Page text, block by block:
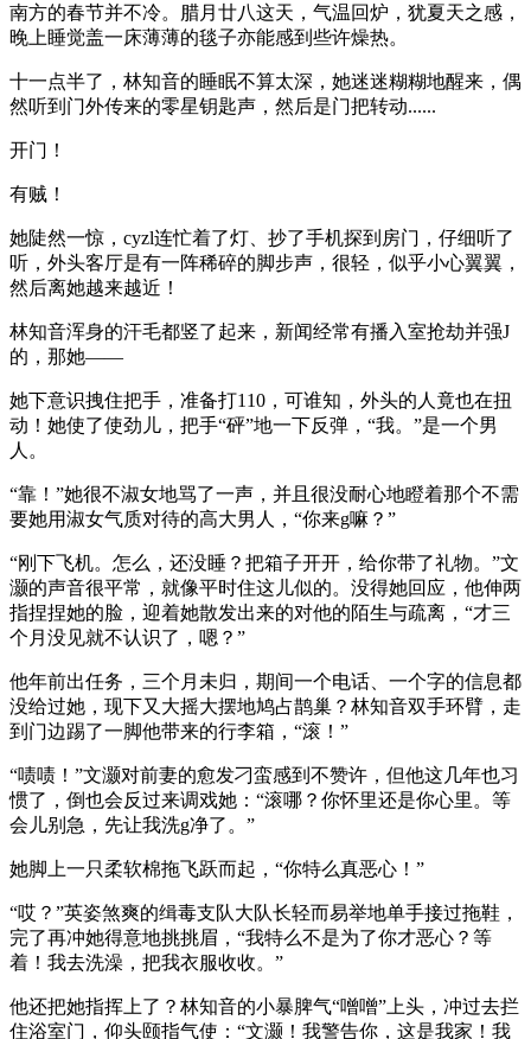
南方的春节并不冷。腊月廿八这天，气温回炉，犹夏天之感，
晚上睡觉盖一床薄薄的毯子亦能感到些许燥热。
十一点半了，林知音的睡眠不算太深，她迷迷糊糊地醒来，偶
然听到门外传来的零星钥匙声，然后是门把转动......
开门！
有贼！
她陡然一惊，cyzl连忙着了灯、抄了手机探到房门，仔细听了
听，外头客厅是有一阵稀碎的脚步声，很轻，似乎小心翼翼，
然后离她越来越近！
林知音浑身的汗毛都竖了起来，新闻经常有播入室抢劫并强J
的，那她——
她下意识拽住把手，准备打110，可谁知，外头的人竟也在扭
动！她使了使劲儿，把手“砰”地一下反弹，“我。”是一个男
人。
“靠！”她很不淑女地骂了一声，并且很没耐心地瞪着那个不需
要她用淑女气质对待的高大男人，“你来g嘛？”
“刚下飞机。怎么，还没睡？把箱子开开，给你带了礼物。”文
灏的声音很平常，就像平时住这儿似的。没得她回应，他伸两
指捏捏她的脸，迎着她散发出来的对他的陌生与疏离，“才三
个月没见就不认识了，嗯？”
他年前出任务，三个月未归，期间一个电话、一个字的信息都
没给过她，现下又大摇大摆地鸠占鹊巢？林知音双手环臂，走
到门边踢了一脚他带来的行李箱，“滚！”
“啧啧！”文灏对前妻的愈发刁蛮感到不赞许，但他这几年也习
惯了，倒也会反过来调戏她：“滚哪？你怀里还是你心里。等
会儿别急，先让我洗g净了。”
她脚上一只柔软棉拖飞跃而起，“你特么真恶心！”
“哎？”英姿煞爽的缉毒支队大队长轻而易举地单手接过拖鞋，
完了再冲她得意地挑挑眉，“我特么不是为了你才恶心？等
着！我去洗澡，把我衣服收收。”
他还把她指挥上了？林知音的小暴脾气“噌噌”上头，冲过去拦
住浴室门，仰头颐指气使：“文灏！我警告你，这是我家！我